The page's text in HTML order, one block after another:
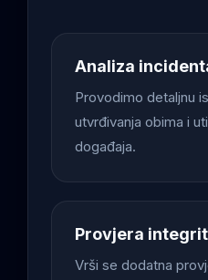
Analiza
Provodimo detaljnu
utvrđivanja obima i
događaja.
Provjera
Vrši se dodatna